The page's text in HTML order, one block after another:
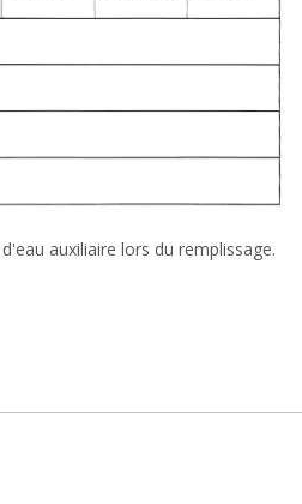
auxiliaire lors du remplissage.